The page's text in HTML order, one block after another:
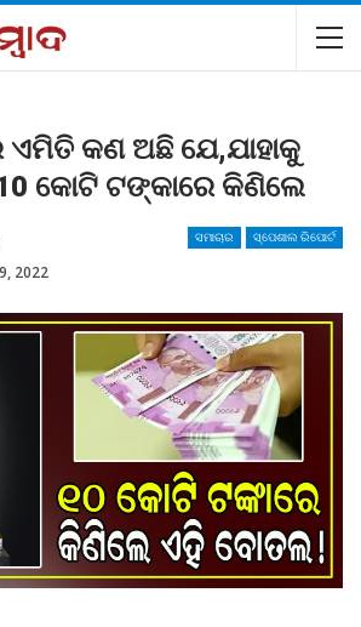
କଣ ଅଛି ଯେ,ଯାହାକୁ
କୋଟି ଟଙ୍କାରେ କିଣିଲେ
ସମାଚାର ସ୍ପେଶାଲ ରିପୋର୍ଟ
2022